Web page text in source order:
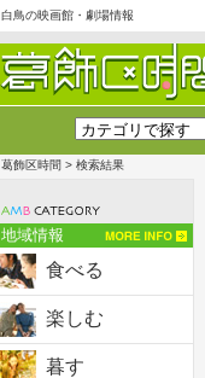
白鳥の映画館・劇場情報
葛飾区時間 > 検索結果
地域情報
食べる
楽しむ
暮す